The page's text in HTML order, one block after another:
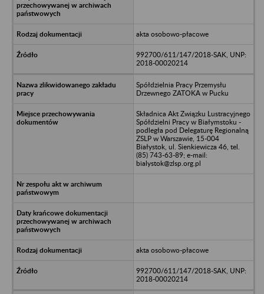
akta osobowo-płacowe
992700/611/147/2018-SAK, UNP:
2018-00020214
Spółdzielnia Pracy Przemysłu
Drzewnego ZATOKA w Pucku
Składnica Akt Związku Lustracyjnego
Spółdzielni Pracy w Białymstoku -
podległa pod Delegaturę Regionalną
ZSLP w Warszawie, 15-004
Białystok, ul. Sienkiewicza 46, tel.
(85) 743-63-89; e-mail:
bialystok@zlsp.org.pl
akta osobowo-płacowe
992700/611/147/2018-SAK, UNP:
2018-00020214